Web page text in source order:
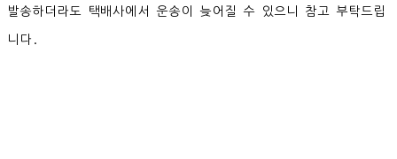
발송하더라도 택배사에서 운송이 늦어질 수 있으니 참고 부탁드립
니다.